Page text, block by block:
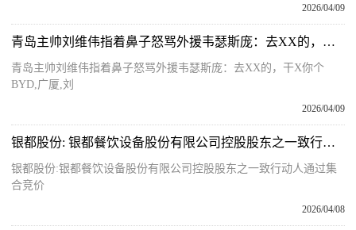
2026/04/09
青岛主帅刘维伟指着鼻子怒骂外援韦瑟斯庞：去XX的，干X你个BYD 要闻
青岛主帅刘维伟指着鼻子怒骂外援韦瑟斯庞：去XX的，干X你个
BYD,广厦,刘
2026/04/09
银都股份: 银都餐饮设备股份有限公司控股股东之一致行动人通过集合竞价减持股份计划的提示性公告 前沿热点
银都股份:银都餐饮设备股份有限公司控股股东之一致行动人通过集
合竞价
2026/04/08